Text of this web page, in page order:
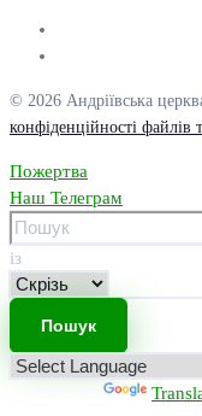
© 2026 Андріївська
конфіденційності файлів
Пожертва
Наш Телеграм
із